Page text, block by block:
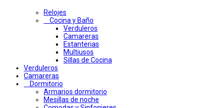
Relojes
Cocina y Baño
Verduleros
Camareras
Estanterias
Multiusos
Sillas de Cocina
Verduleros
Camareras
Dormitorio
Armarios dormitorio
Mesillas de noche